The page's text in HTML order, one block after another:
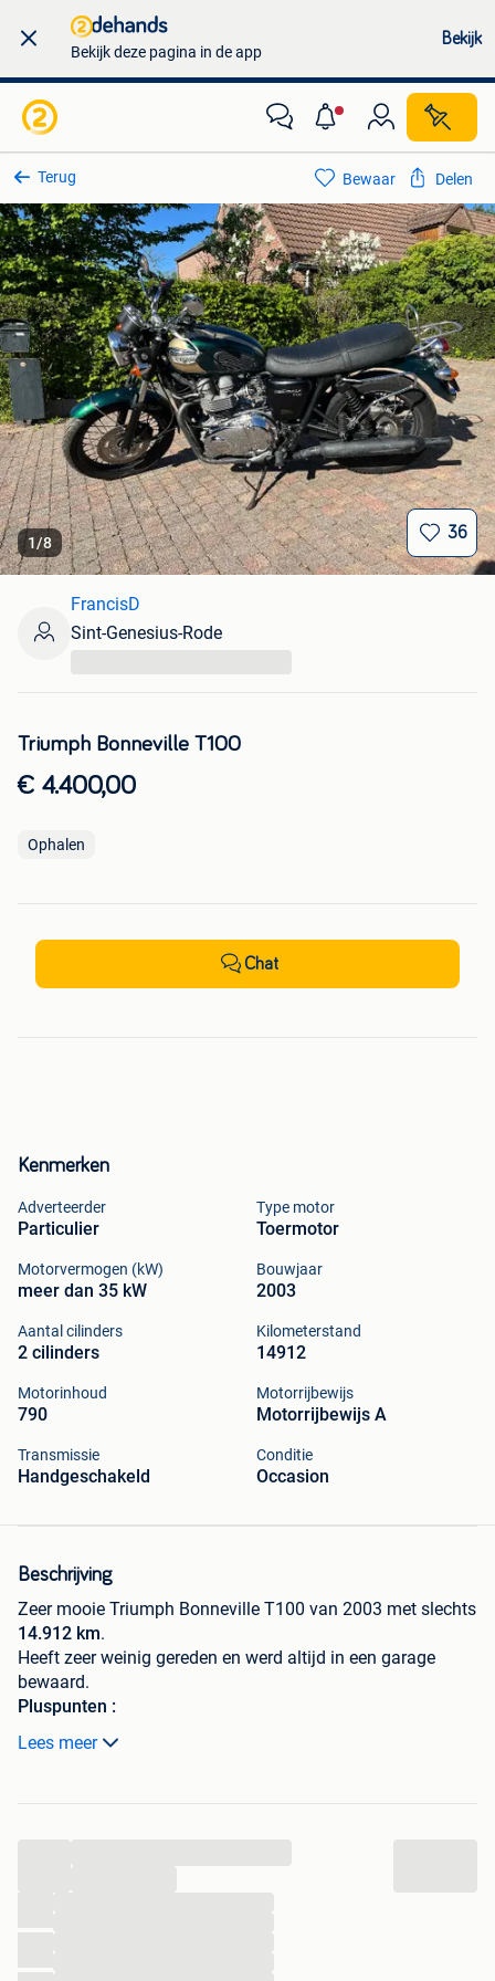
Bekijk deze pagina in de app
Bekijk
Terug
1/8
36
Kenmerken
Adverteerder
Particulier
Type motor
Toermotor
Motorvermogen (kW)
meer dan 35 kW
Bouwjaar
2003
Aantal cilinders
2 cilinders
Kilometerstand
14912
Motorinhoud
790
Motorrijbewijs
Motorrijbewijs A
Transmissie
Handgeschakeld
Conditie
Occasion
Beschrijving
Zeer mooie Triumph Bonneville T100 van 2003 met slechts
14.912 km.
Heeft zeer weinig gereden en werd altijd in een garage
bewaard.
Pluspunten :
✔ Zeer lage kilometerstand
✔ Recente banden
Lees meer
Bewaar Delen
Triumph Bonneville T100
€ 4.400,00
Ophalen
FrancisD
Sint-Genesius-Rode
Chat